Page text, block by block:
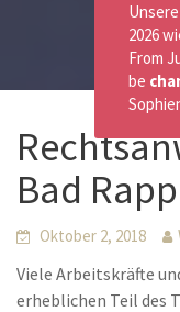
Bad
Oktober 2, 2018
Viele Arbeitskräfte
erheblichen Teil des
Unsere
2026
From
be